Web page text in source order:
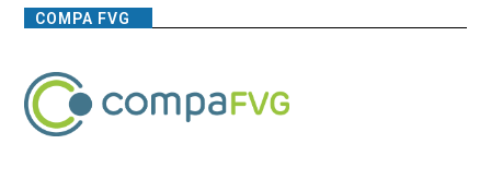
COMPA FVG